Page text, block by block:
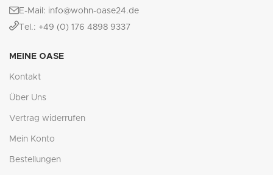
E-Mail: info@wohn-oase24.de
Tel.: +49 (0) 176 4898 9337
MEINE OASE
Kontakt
Über Uns
Vertrag widerrufen
Mein Konto
Bestellungen